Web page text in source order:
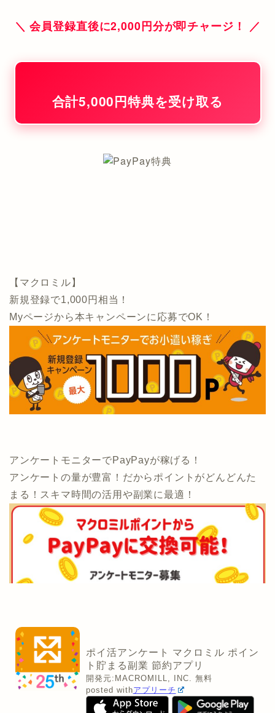
＼ 会員登録直後に2,000円分が即チャージ！ ／
合計5,000円特典を受け取る
【マクロミル】
新規登録で1,000円相当！
Myページから本キャンペーンに応募でOK！
アンケートモニターでPayPayが稼げる！
アンケートの量が豊富！だからポイントがどんどんた
まる！スキマ時間の活用や副業に最適！
ポイ活アンケート マクロミル ポイン
ト貯まる副業 節約アプリ
開発元: MACROMILL, INC.
無料
posted withアプリーチ